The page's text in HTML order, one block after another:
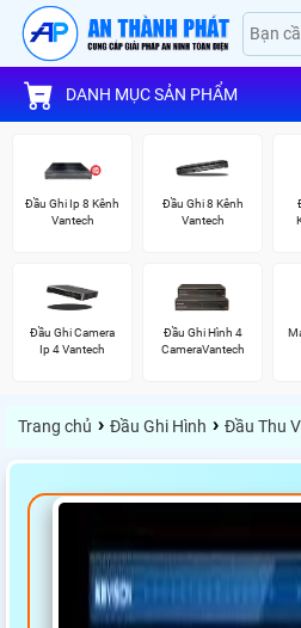
DANH MỤC SẢN PHẨM
Đầu Ghi Ip 8 Kênh
Vantech
Đầu Ghi 8 Kênh
Vantech
Đầu Ghi Camera
Ip 4 Vantech
Đầu Ghi Hình 4
CameraVantech
Trang chủ › Đầu Ghi Hình › Đầu Thu